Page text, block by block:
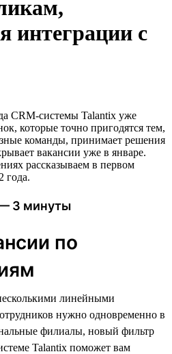
интеграции с
CRM-системы Talantix уже
которые точно пригодятся тем,
команды, принимает решения
вакансии уже в январе.
рассказываем в первом
года.
3 минуты
по
линейными
нужно одновременно в
филиалы, новый фильтр
Talantix поможет вам